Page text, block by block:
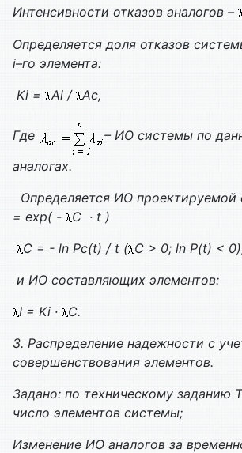
Интенсивности отказов аналогов –
Определяется доля отказов
i–го элемента:
Ki = Аi / Ас,
Где
– ИО системы по
аналогах.
Определяется ИО проектируемой
= exp( -
С · t )
С = - ln Pс(t) / t ( С > 0; ln P(t) <
и ИО составляющих элементов:
I = Ki ·
С.
3. Распределение надежности с
совершенствования элементов.
Задано: по техническому заданию
число элементов системы;
Изменение ИО аналогов за